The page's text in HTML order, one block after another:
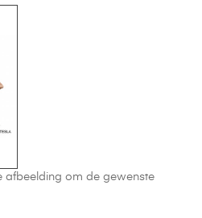
afbeelding om de gewenste